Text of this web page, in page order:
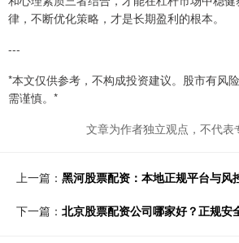
律，不断优化策略，才是长期盈利的根本。
---
*本文仅供参考，不构成投资建议。股市有风
需谨慎。*
文章为作者独立观点，不代表
上一篇： 黑河股票配资：本地正规平台与风
下一篇： 北京股票配资公司哪家好？正规安